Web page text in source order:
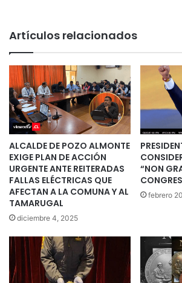
Artículos relacionados
ALCALDE DE POZO ALMONTE
EXIGE PLAN DE ACCIÓN
URGENTE ANTE REITERADAS
FALLAS ELÉCTRICAS QUE
AFECTAN A LA COMUNA Y AL
TAMARUGAL
diciembre 4, 2025
“NON
febrero